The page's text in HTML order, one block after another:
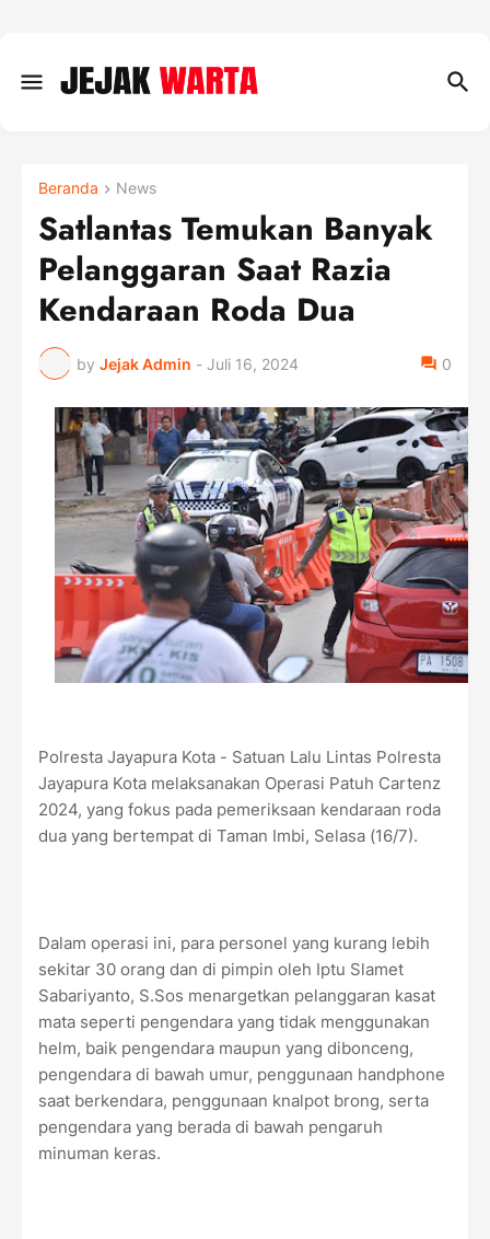
Beranda News
Satlantas Temukan Banyak
Pelanggaran Saat Razia
Kendaraan Roda Dua
by Jejak Admin - Juli 16, 2024 0
Polresta Jayapura Kota - Satuan Lalu Lintas Polresta
Jayapura Kota melaksanakan Operasi Patuh Cartenz
2024, yang fokus pada pemeriksaan kendaraan roda
dua yang bertempat di Taman Imbi, Selasa (16/7).
Dalam operasi ini, para personel yang kurang lebih
sekitar 30 orang dan di pimpin oleh Iptu Slamet
Sabariyanto, S.Sos menargetkan pelanggaran kasat
mata seperti pengendara yang tidak menggunakan
helm, baik pengendara maupun yang dibonceng,
pengendara di bawah umur, penggunaan handphone
saat berkendara, penggunaan knalpot brong, serta
pengendara yang berada di bawah pengaruh
minuman keras.